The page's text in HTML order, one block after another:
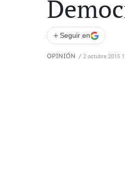
+ Seguir en
OPINIÓN / 2 octubre 2015